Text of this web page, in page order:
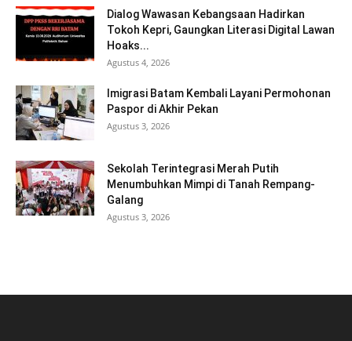
Dialog Wawasan Kebangsaan Hadirkan
Tokoh Kepri, Gaungkan Literasi Digital Lawan
Hoaks...
Agustus 4, 2026
Imigrasi Batam Kembali Layani Permohonan
Paspor di Akhir Pekan
Agustus 3, 2026
Sekolah Terintegrasi Merah Putih
Menumbuhkan Mimpi di Tanah Rempang-
Galang
Agustus 3, 2026